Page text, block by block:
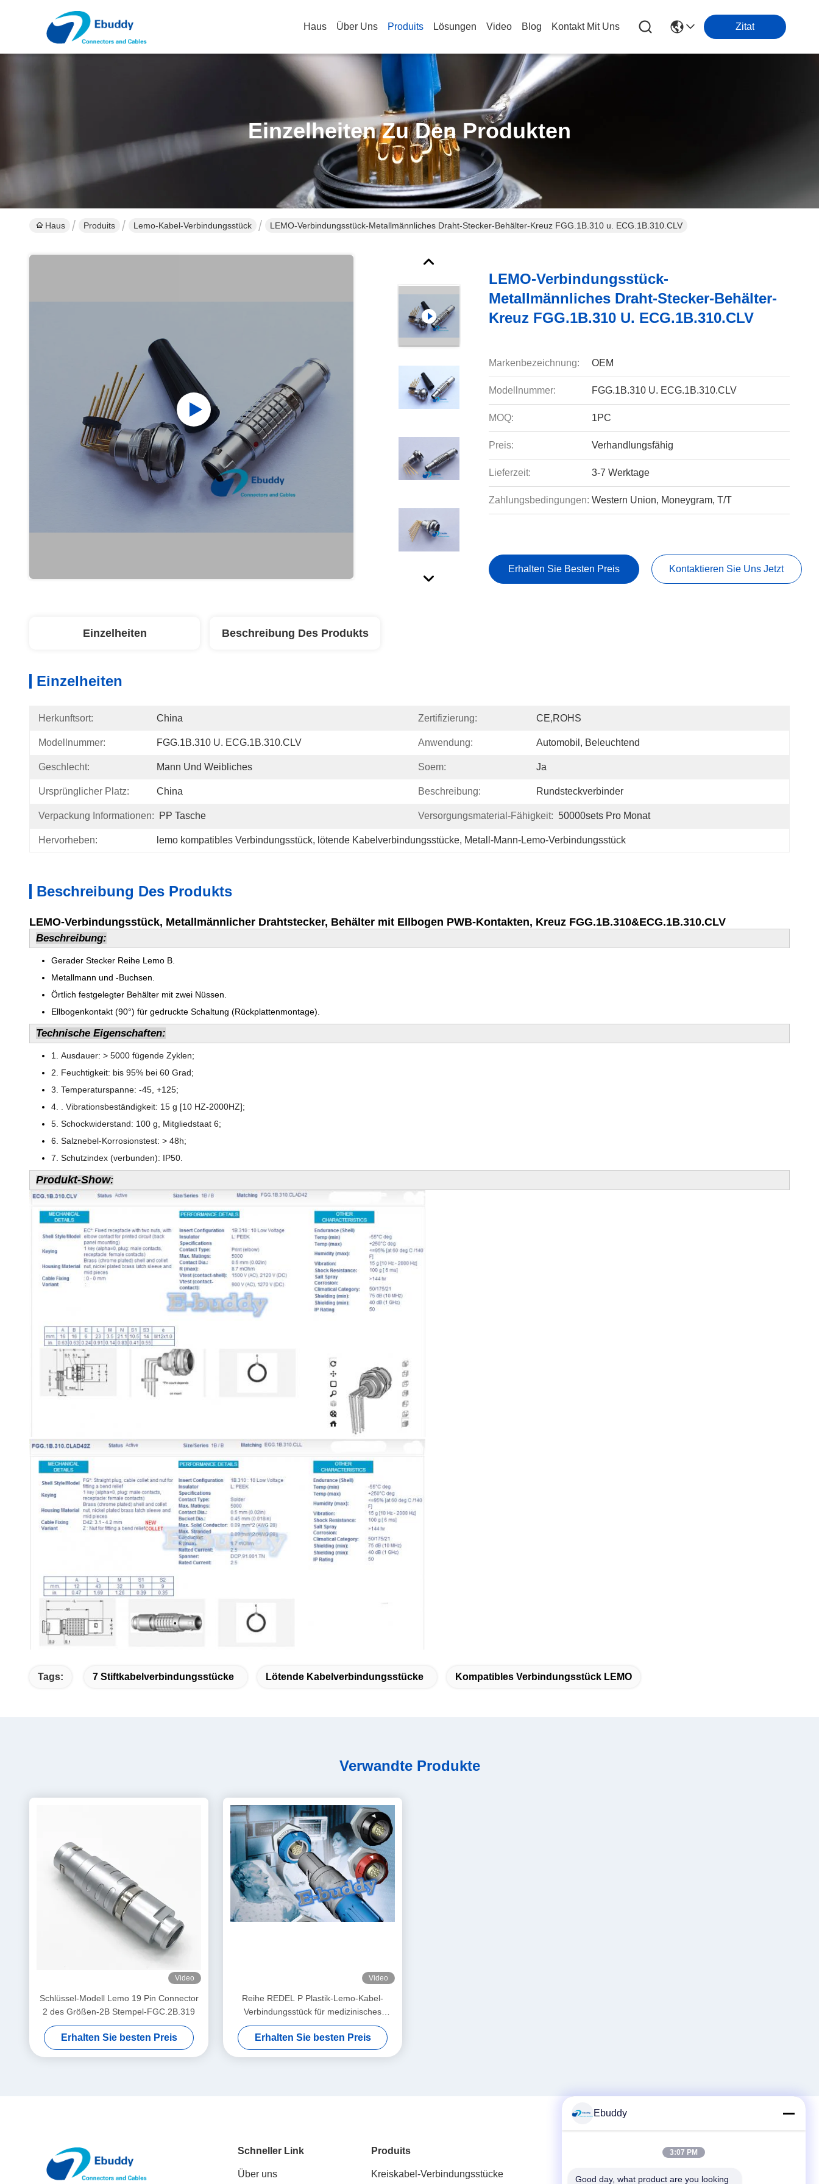
Haus Über Uns Produits Lösungen Video Blog Kontakt Mit Uns Zitat
Einzelheiten Zu Den Produkten
Haus Produits Lemo-Kabel-Verbindungsstück LEMO-Verbindungsstück-Metallmännliches Draht-Stecker-Behälter-Kreuz FGG.1B.310 u. ECG.1B.310.CLV
LEMO-Verbindungsstück-
Metallmännliches Draht-Stecker-Behälter-
Kreuz FGG.1B.310 U. ECG.1B.310.CLV
Markenbezeichnung: OEM
Modellnummer: FGG.1B.310 U. ECG.1B.310.CLV
MOQ: 1PC
Preis: Verhandlungsfähig
Lieferzeit: 3-7 Werktage
Zahlungsbedingungen: Western Union, Moneygram, T/T
Erhalten Sie Besten Preis Kontaktieren Sie Uns Jetzt
Einzelheiten Beschreibung Des Produkts
Einzelheiten
Herkunftsort: China Zertifizierung: CE,ROHS
Modellnummer: FGG.1B.310 U. ECG.1B.310.CLV Anwendung: Automobil, Beleuchtend
Geschlecht: Mann Und Weibliches Soem: Ja
Ursprünglicher Platz: China Beschreibung: Rundsteckverbinder
Verpackung Informationen: PP Tasche Versorgungsmaterial-Fähigkeit: 50000sets Pro Monat
Hervorheben: lemo kompatibles Verbindungsstück, lötende Kabelverbindungsstücke, Metall-Mann-Lemo-Verbindungsstück
Beschreibung Des Produkts
LEMO-Verbindungsstück, Metallmännlicher Drahtstecker, Behälter mit Ellbogen PWB-Kontakten, Kreuz FGG.1B.310&ECG.1B.310.CLV
Beschreibung:
Gerader Stecker Reihe Lemo B.
Metallmann und -Buchsen.
Örtlich festgelegter Behälter mit zwei Nüssen.
Ellbogenkontakt (90°) für gedruckte Schaltung (Rückplattenmontage).
Technische Eigenschaften:
1. Ausdauer: > 5000 fügende Zyklen;
2. Feuchtigkeit: bis 95% bei 60 Grad;
3. Temperaturspanne: -45, +125;
4. . Vibrationsbeständigkeit: 15 g [10 HZ-2000HZ];
5. Schockwiderstand: 100 g, Mitgliedstaat 6;
6. Salznebel-Korrosionstest: > 48h;
7. Schutzindex (verbunden): IP50.
Produkt-Show:
Tags: 7 Stiftkabelverbindungsstücke Lötende Kabelverbindungsstücke Kompatibles Verbindungsstück LEMO
Verwandte Produkte
Video
Schlüssel-Modell Lemo 19 Pin Connector
2 des Größen-2B Stempel-FGC.2B.319
Erhalten Sie besten Preis
Video
Reihe REDEL P Plastik-Lemo-Kabel-
Verbindungsstück für medizinisches
Verbindungsstück Industrie Endoscope
Erhalten Sie besten Preis
Schneller Link
Über uns
Produits
Kreiskabel-Verbindungsstücke
Schnelle Kontaktaufnahme
Tel.
Ebuddy
3:07 PM
Good day, what product are you looking